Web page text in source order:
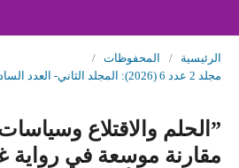
الرئيسية / المحفوظات
/
مجلد 2 عدد 6 (2026): المجلد الثاني- العدد السادس- يونيو 2026
”الحلم والاقتلاع
مقارنة موسعة في رواية